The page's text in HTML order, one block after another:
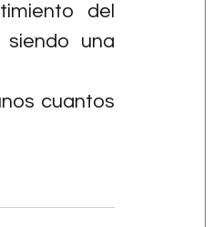
del
una
cuantos